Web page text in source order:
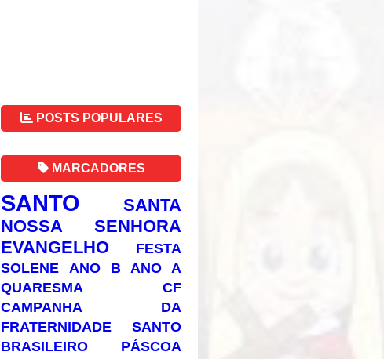
POSTS POPULARES
MARCADORES
SANTO
SANTA
NOSSA SENHORA
EVANGELHO
FESTA
SOLENE
ANO B
ANO A
QUARESMA
CF
CAMPANHA DA
FRATERNIDADE
SANTO
BRASILEIRO
PÁSCOA